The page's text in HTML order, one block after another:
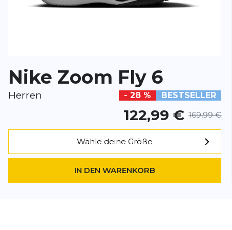
Überschrift
Überschrift
Rezension
Nike Zoom Fly 6
Herren - 28 % BESTSELLER
122,99 € 169,99 €
Wähle deine Größe
IN DEN WARENKORB